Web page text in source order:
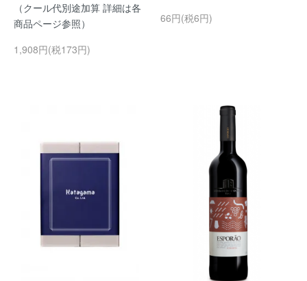
（クール代別途加算 詳細は各
商品ページ参照）
1,908円(税173円)
66円(税6円)